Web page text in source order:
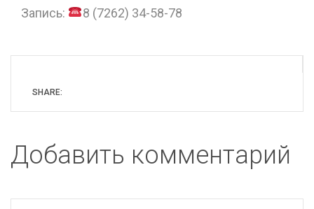
Запись:
8 (7262) 34-58-78
SHARE:
Добавить комментарий